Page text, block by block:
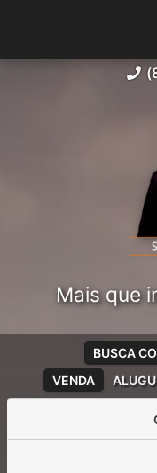
Mais que
VENDA
BUSCA